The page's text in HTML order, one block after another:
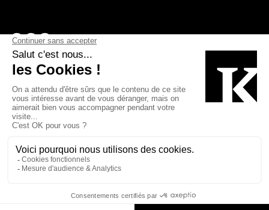
Page Facebook de Kollectif
Page Instagram de Kollectif
Page Linkedin de Kollectif
Bâtiment-Durable-Québec-1
Esquisses-1IRAC-1
MP-1 v2com-1
Cookies